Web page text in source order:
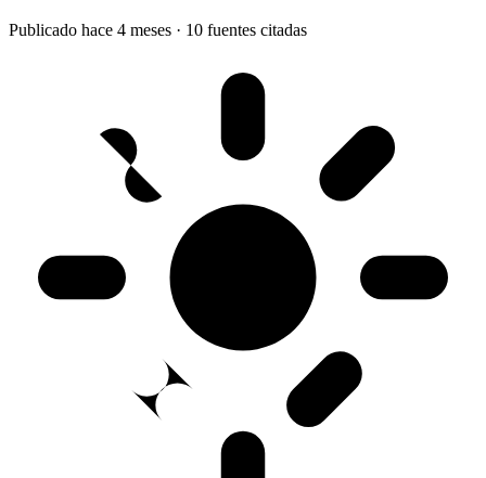
Publicado hace 4 meses · 10 fuentes citadas